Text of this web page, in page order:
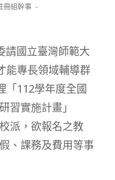
冊組幹事
請國立臺灣師範大
能專長領域輔導群
「112學年度全國
習實施計畫」
派，欲報名之教
、課務及費用等事